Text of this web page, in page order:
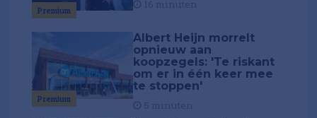
Premium
Premium
Albert Heijn morrelt
opnieuw aan
koopzegels: 'Te riskant
om er in één keer mee
te stoppen'